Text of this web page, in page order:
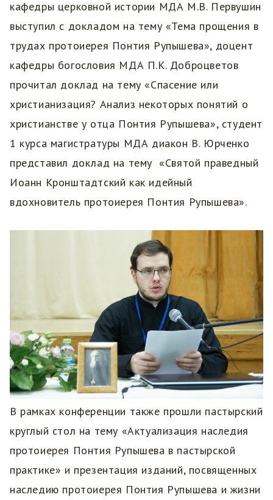
кафедры церковной истории МДА М.В. Первушин
выступил с докладом на тему «Тема прощения в
трудах протоиерея Понтия Рупышева», доцент
кафедры богословия МДА П.К. Доброцветов
прочитал доклад на тему «Спасение или
христианизация? Анализ некоторых понятий о
христианстве у отца Понтия Рупышева», студент
1 курса магистратуры МДА диакон В. Юрченко
представил доклад на тему «Святой праведный
Иоанн Кронштадтский как идейный
вдохновитель протоиерея Понтия Рупышева».
В рамках конференции также прошли пастырский
круглый стол на тему «Актуализация наследия
протоиерея Понтия Рупышева в пастырской
практике» и презентация изданий, посвященных
наследию протоиерея Понтия Рупышева и жизни